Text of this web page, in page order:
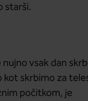
starši.
vsak dan
skrbimo za
počitkom, je